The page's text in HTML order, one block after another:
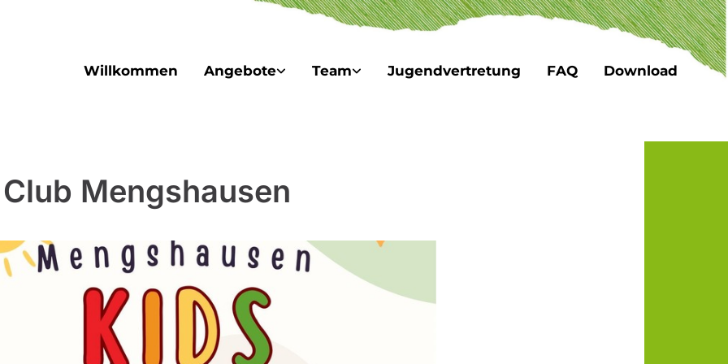
Willkommen Angebote Team Jugendvertretung FAQ Download
Mengshausen